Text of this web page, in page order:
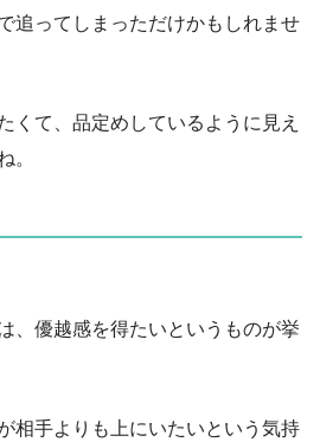
追ってしまっただけかもしれませ
くて、品定めしているように見え
。
、優越感を得たいというものが挙
相手よりも上にいたいという気持